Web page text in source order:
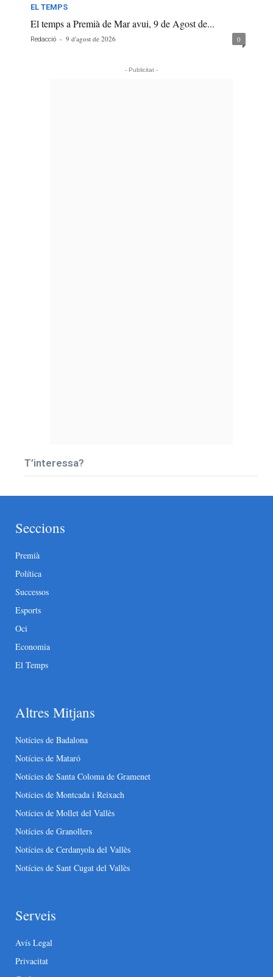
EL TEMPS
El temps a Premià de Mar avui, 9 de Agost de...
Redacció - 9 d'agost de 2026 0
- Publicitat -
T’interessa?
Seccions
Premià
Política
Successos
Esports
Oci
Economia
El Temps
Altres Mitjans
Notícies de Badalona
Notícies de Mataró
Notícies de Santa Coloma de Gramenet
Notícies de Montcada i Reixach
Notícies de Mollet del Vallès
Notícies de Granollers
Notícies de Cerdanyola del Vallès
Notícies de Sant Cugat del Vallès
Serveis
Avís Legal
Privacitat